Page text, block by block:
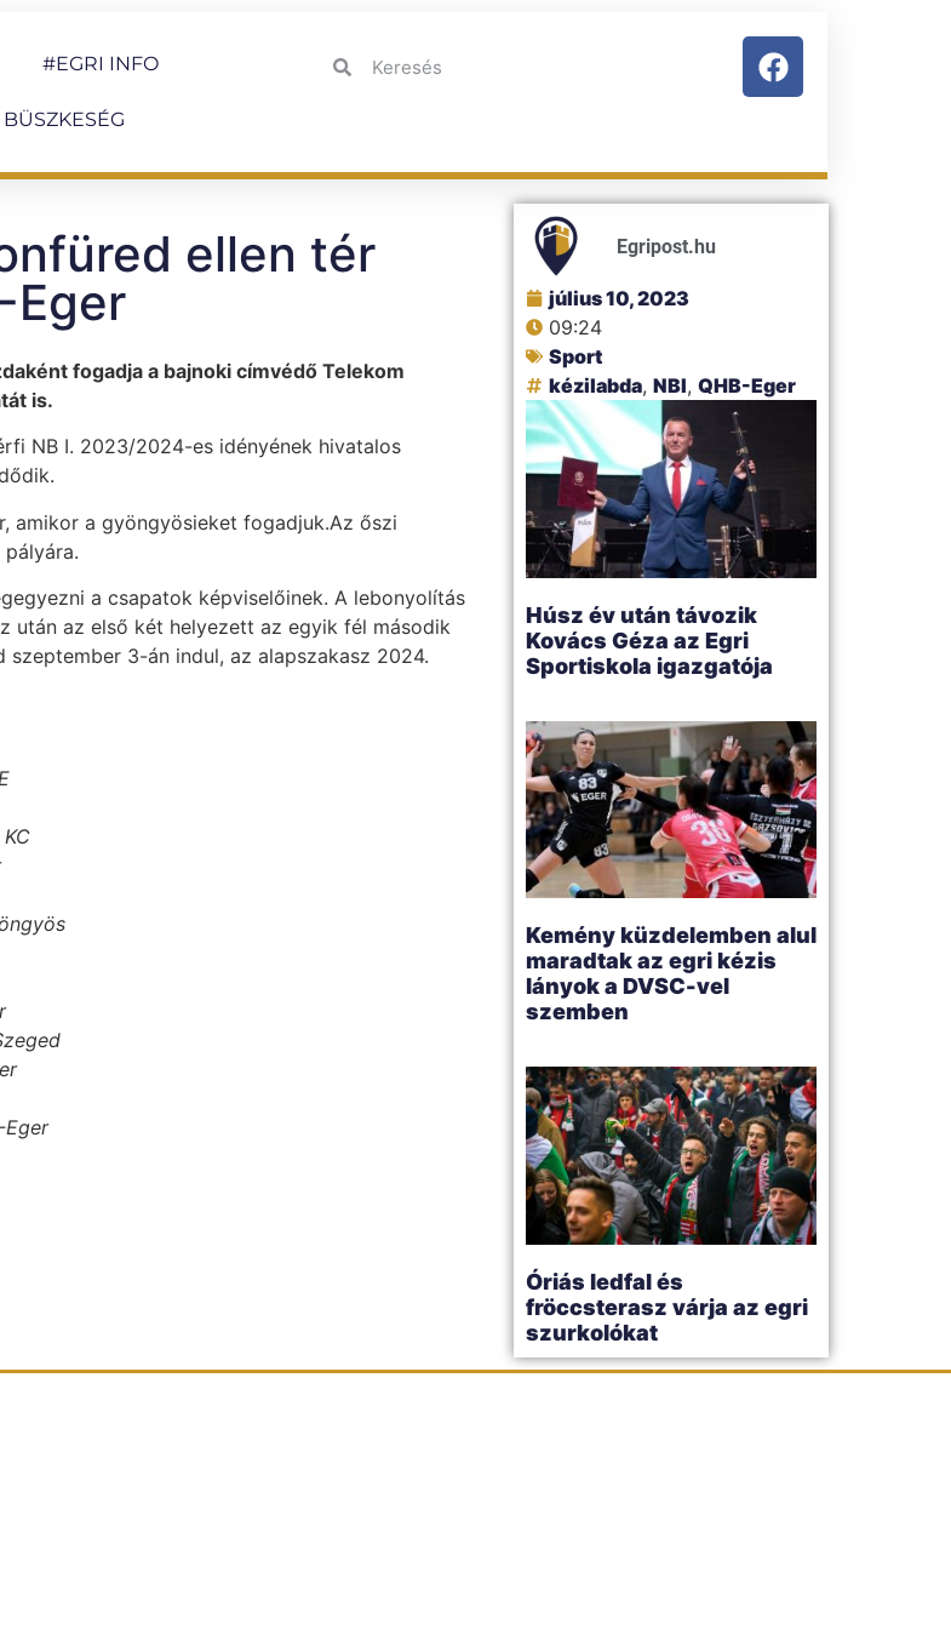
#EGRI INFO
ellen tér
Eger
fogadja a bajnoki címvédő Telekom
is.
NB I. 2023/2024-es idényének hivatalos
amikor a gyöngyösieket fogadjuk.Az őszi
a csapatok képviselőinek. A lebonyolítás
után az első két helyezett az egyik fél második
3-án indul, az alapszakasz 2024.
Eger
Egripost.hu
július 10, 2023
09:24
Sport
kézilabda,NBI,QHB-Eger
Húsz év után távozik
Kovács Géza az Egri
Sportiskola igazgatója
Kemény küzdelemben alul
maradtak az egri kézis
lányok a DVSC-vel
szemben
Óriás ledfal és
fröccsterasz várja az egri
szurkolókat